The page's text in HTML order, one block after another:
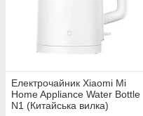
Електрочайник Xiaomi Mi
Home Appliance Water Bottle
N1 (Китайська вилка)